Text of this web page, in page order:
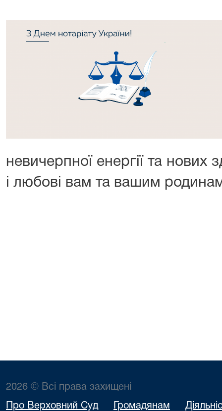
невичерпної енергії та нових
і любові вам та вашим
2026 © Всі права захищені
Про Верховний Суд Громадянам